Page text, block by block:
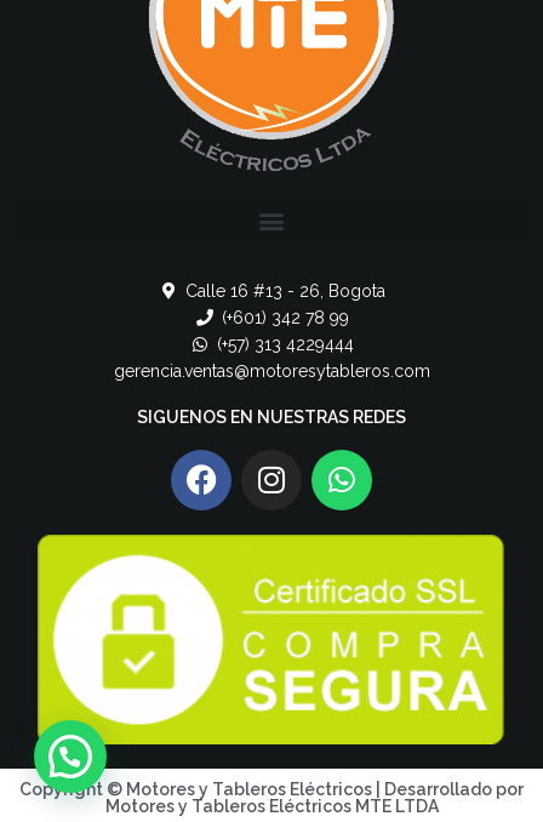
Calle 16 #13 - 26, Bogota
(+601) 342 78 99
(+57) 313 4229444
gerencia.ventas@motoresytableros.com
SIGUENOS EN NUESTRAS REDES
Copyright © Motores y Tableros Eléctricos | Desarrollado por
Motores y Tableros Eléctricos MTE LTDA